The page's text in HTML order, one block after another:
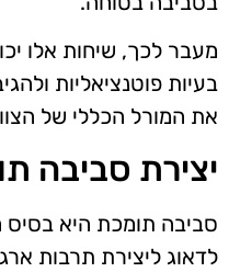
מעבר לכך, שיחות אלו
בעיות פוטנציאליות
את המורל הכללי של
יצירת סביבה
סביבה תומכת היא בסיס
לדאוג ליצירת תרבות